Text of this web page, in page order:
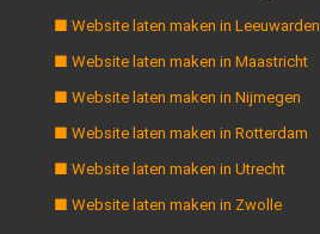
■ Website laten maken in Leeuwarden
■ Website laten maken in Maastricht
■ Website laten maken in Nijmegen
■ Website laten maken in Rotterdam
■ Website laten maken in Utrecht
■ Website laten maken in Zwolle